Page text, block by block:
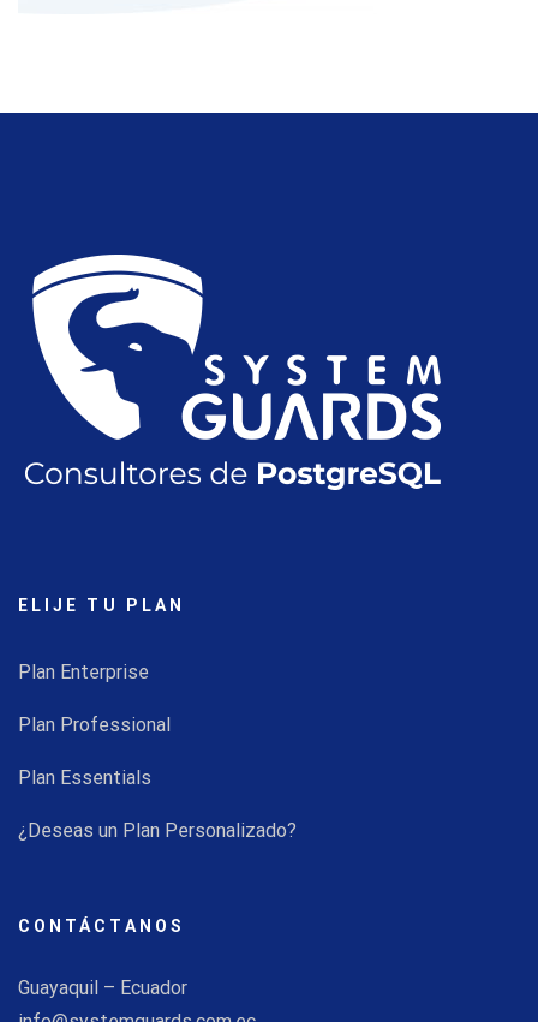
ELIJE TU PLAN
Plan Enterprise
Plan Professional
Plan Essentials
¿Deseas un Plan Personalizado?
CONTÁCTANOS
Guayaquil – Ecuador